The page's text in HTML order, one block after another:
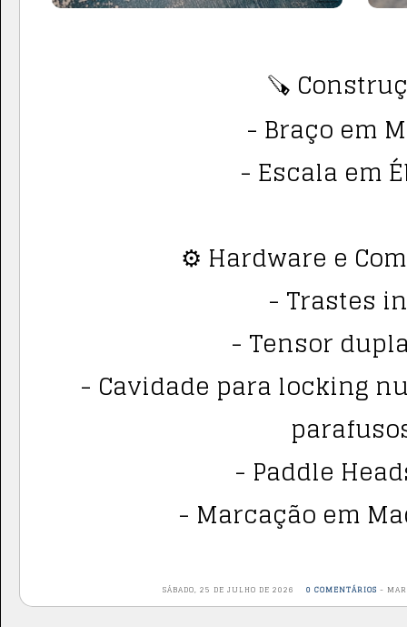
🪚
- Braço em
- Escala em
⚙️ Hardware e
- Trastes
- Tensor
- Cavidade para locking
- Paddle
- Marcação em
SÁBADO, 25 DE JULHO DE 2026 0 COMENTÁRIOS -